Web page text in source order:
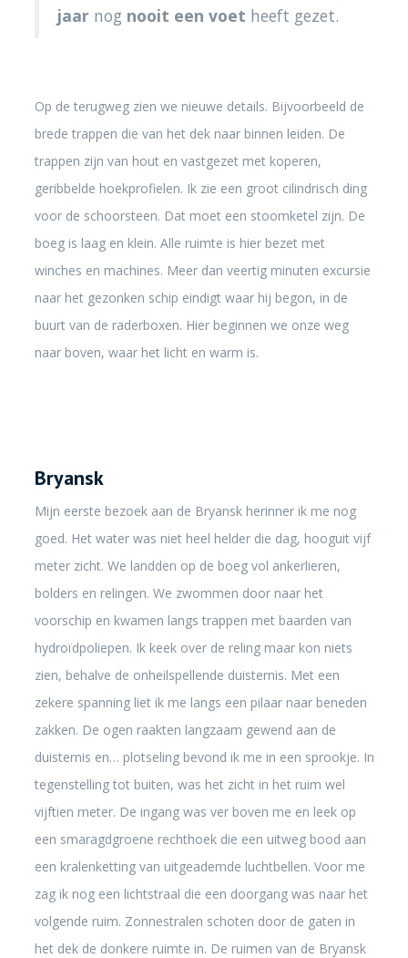
jaarnog nooit een voet heeft gezet.
Op de terugweg zien we nieuwe details. Bijvoorbeeld de
brede trappen die van het dek naar binnen leiden. De
trappen zijn van hout en vastgezet met koperen,
geribbelde hoekprofielen. Ik zie een groot cilindrisch ding
voor de schoorsteen. Dat moet een stoomketel zijn. De
boeg is laag en klein. Alle ruimte is hier bezet met
winches en machines. Meer dan veertig minuten excursie
naar het gezonken schip eindigt waar hij begon, in de
buurt van de raderboxen. Hier beginnen we onze weg
naar boven, waar het licht en warm is.
Bryansk
Mijn eerste bezoek aan de Bryansk herinner ik me nog
goed. Het water was niet heel helder die dag, hooguit vijf
meter zicht. We landden op de boeg vol ankerlieren,
bolders en relingen. We zwommen door naar het
voorschip en kwamen langs trappen met baarden van
hydroïdpoliepen. Ik keek over de reling maar kon niets
zien, behalve de onheilspellende duisternis. Met een
zekere spanning liet ik me langs een pilaar naar beneden
zakken. De ogen raakten langzaam gewend aan de
duisternis en… plotseling bevond ik me in een sprookje. In
tegenstelling tot buiten, was het zicht in het ruim wel
vijftien meter. De ingang was ver boven me en leek op
een smaragdgroene rechthoek die een uitweg bood aan
een kralenketting van uitgeademde luchtbellen. Voor me
zag ik nog een lichtstraal die een doorgang was naar het
volgende ruim. Zonnestralen schoten door de gaten in
het dek de donkere ruimte in. De ruimen van de Bryansk